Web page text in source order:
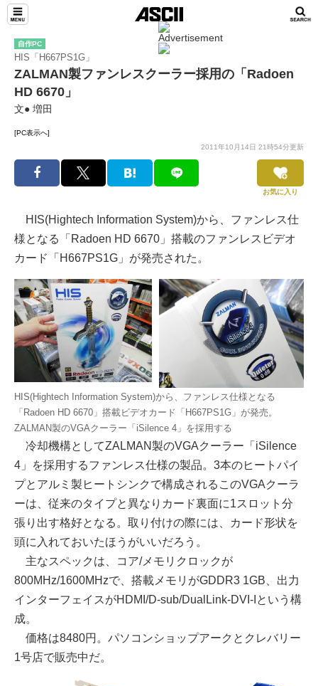
自作PC
HIS「H667PS1G」
ZALMAN製ファンレスクーラー採用の「Radoen
HD 6670」
文● 増田
[PC表示へ]
2011年10月14日 21時54分更新
お気に入り
HIS(Hightech Information System)から、ファンレス仕
様となる「Radoen HD 6670」搭載のファンレスビデオ
カード「H667PS1G」が発売された。
HIS(Hightech Information System)から、ファンレス仕様となる
「Radoen HD 6670」搭載ビデオカード「H667PS1G」が発売。
ZALMAN製のVGAクーラー「iSilence 4」を採用する
冷却機構としてZALMAN製のVGAクーラー「iSilence
4」を採用するファンレス仕様の製品。3本のヒートパイ
プとアルミ製ヒートシンクで構成されるこのVGAクーラ
ーは、従来のタイプと異なりカード裏面に1スロット分
張り出す格好となる。取り付けの際には、カード形状を
頭に入れておいたほうがいいだろう。
主なスペックは、コア/メモリクロックが
800MHz/1600MHzで、搭載メモリがGDDR3 1GB、出力
インターフェイスがHDMI/D-sub/DualLink-DVI-Iという構
成。
価格は8480円。パソコンショップアークとクレバリー
1号店で販売中だ。